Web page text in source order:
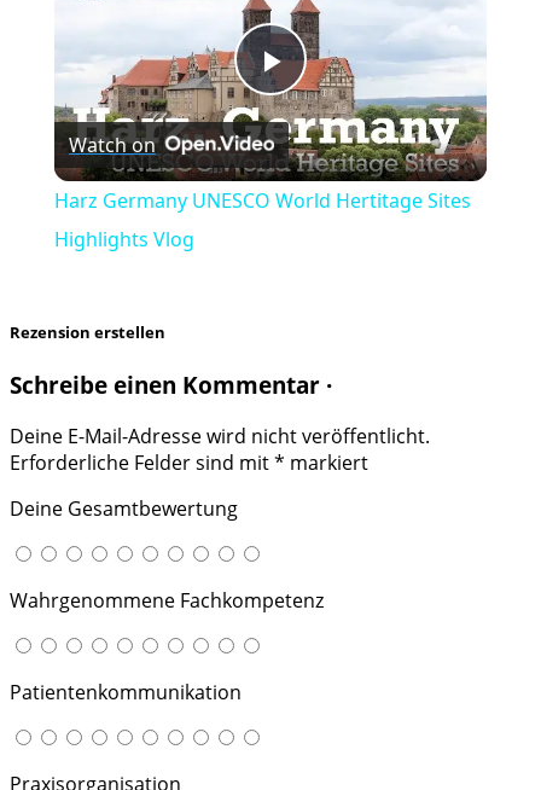
Play
Video
Watch on
Harz Germany UNESCO World Hertitage Sites
Highlights Vlog
Rezension erstellen
Schreibe einen Kommentar ·
Deine E-Mail-Adresse wird nicht veröffentlicht.
Erforderliche Felder sind mit* markiert
Deine Gesamtbewertung
Wahrgenommene Fachkompetenz
Patientenkommunikation
Praxisorganisation